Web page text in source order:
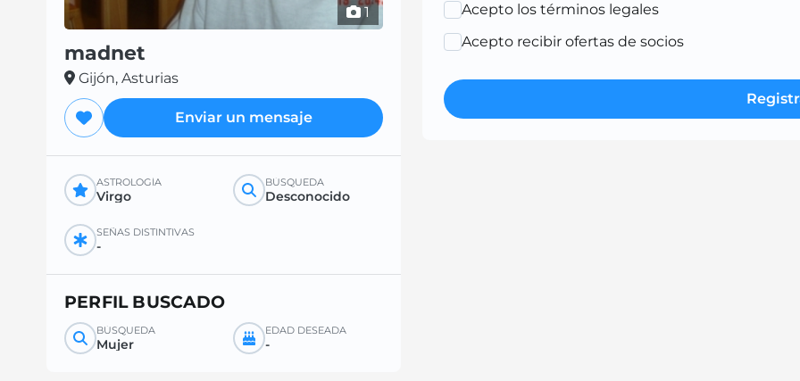
1
madnet
Gijón, Asturias
Enviar un mensaje
ASTROLOGÍA
Virgo
BÚSQUEDA
Desconocido
SEÑAS DISTINTIVAS
-
PERFIL BUSCADO
BÚSQUEDA
Mujer
EDAD DESEADA
-
Acepto los términos legales
Acepto recibir ofertas de socios